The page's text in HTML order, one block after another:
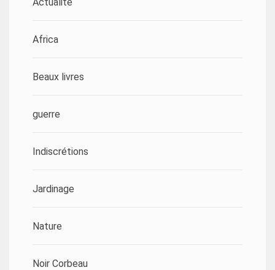
Africa
Beaux livres
guerre
Indiscrétions
Jardinage
Nature
Noir Corbeau